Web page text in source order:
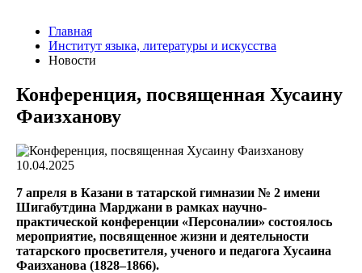
Главная
Институт языка, литературы и искусства
Новости
Конференция, посвященная Хусаину
Фаизханову
10.04.2025
7 апреля в Казани в татарской гимназии № 2 имени
Шигабутдина Марджани в рамках научно-
практической конференции «Персоналии» состоялось
мероприятие, посвященное жизни и деятельности
татарского просветителя, ученого и педагога Хусаина
Фаизханова (1828–1866).